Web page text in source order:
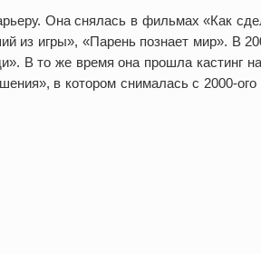
Она снялась в фильмах «Как
из игры», «Парень познает мир». В
В то же время она прошла кастинг
в котором снималась с 2000-ого